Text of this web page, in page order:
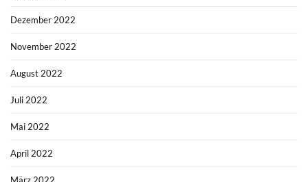
Dezember 2022
November 2022
August 2022
Juli 2022
Mai 2022
April 2022